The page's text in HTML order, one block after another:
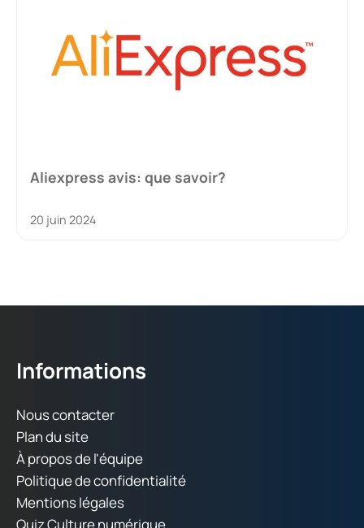
Aliexpress avis: que savoir?
20 juin 2024
Informations
Nous contacter
Plan du site
À propos de l'équipe
Politique de confidentialité
Mentions légales
Quiz Culture numérique